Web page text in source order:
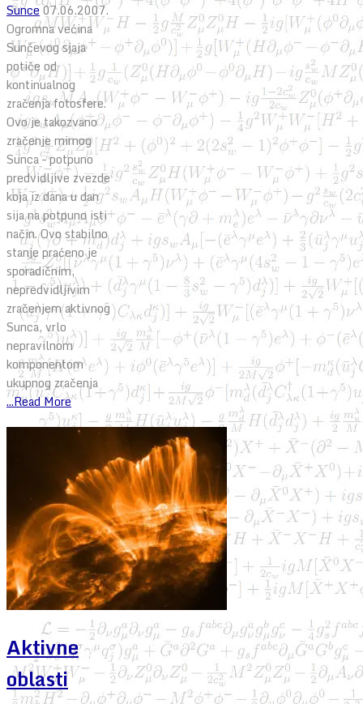
Sunce07.06.2007.
Ogromna većina
Sunčevog sjaja
potiče od
kontinualnog
zračenja fotosfere.
Ovo je takozvano
zračenje mirnog
Sunca – potpuno
predvidljive zvezde
koja iz dana u dan
sija na potpuno isti
način. Ovo stabilno
stanje praćeno je
sporadičnim,
nepredvidljivim
zračenjem aktivnog
Sunca, vrlo
nepravilnom
komponentom
ukupnog zračenja
...Read More
Aktivne
oblasti